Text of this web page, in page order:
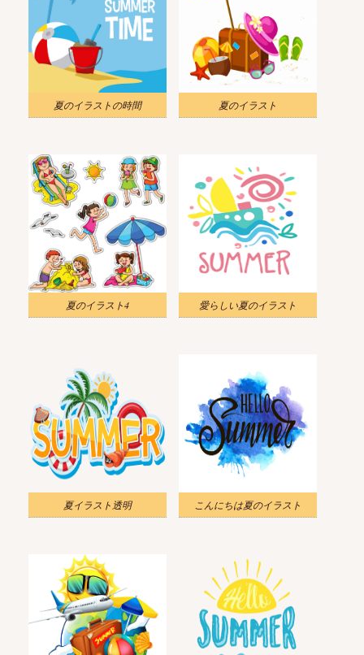
夏のイラストの時間 夏のイラスト
夏のイラスト4 愛らしい夏のイラスト
夏イラスト透明 こんにちは夏のイラスト